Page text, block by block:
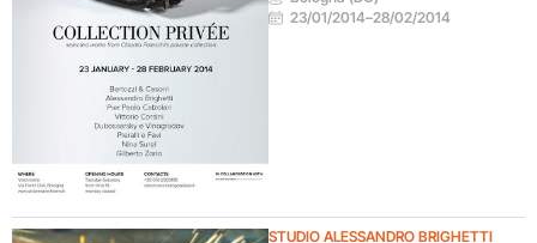
23/01/2014–28/02/2014
STUDIO ALESSANDRO BRIGHETTI